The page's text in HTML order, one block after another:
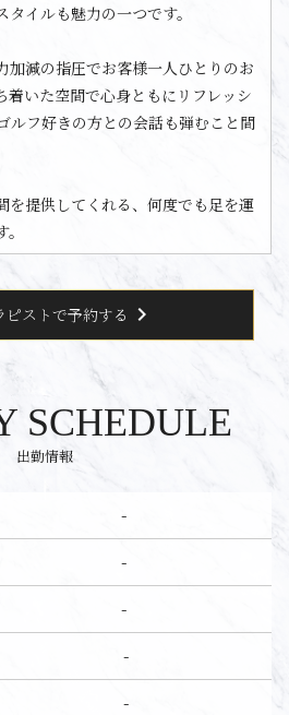
イルも魅力の一つです。
加減の指圧でお客様一人ひとりのお
着いた空間で心身ともにリフレッシ
ルフ好きの方との会話も弾むこと間
を提供してくれる、何度でも足を運
ピストで予約する chevron_right
SCHEDULE
出勤情報
-
-
-
-
-